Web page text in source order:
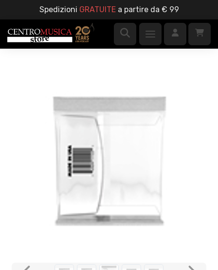
Spedizioni GRATUITEa partire da € 99